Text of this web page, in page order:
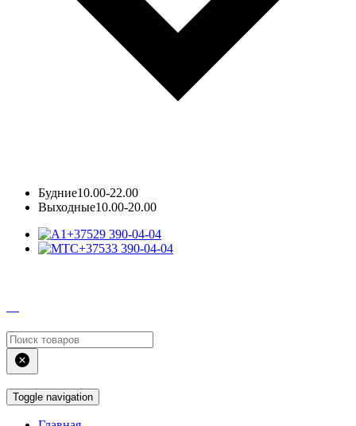
Будние10.00-22.00
Выходные10.00-20.00
+37529 390-04-04
+37533 390-04-04
Toggle navigation